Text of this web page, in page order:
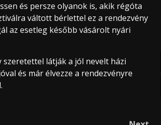
és persze olyanok is, akik régóta
váltott bérlettel ez a rendezvény
az esetleg később vásárolt nyári
szeretettel látják a jól nevelt házi
és már élvezze a rendezvényre